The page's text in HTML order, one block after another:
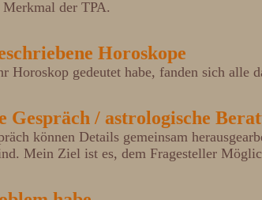
der TPA.
Horoskope
Horoskop gedeutet habe, fanden sich alle
Gespräch / astrologische
können Details gemeinsam
Mein Ziel ist es, dem Fragesteller